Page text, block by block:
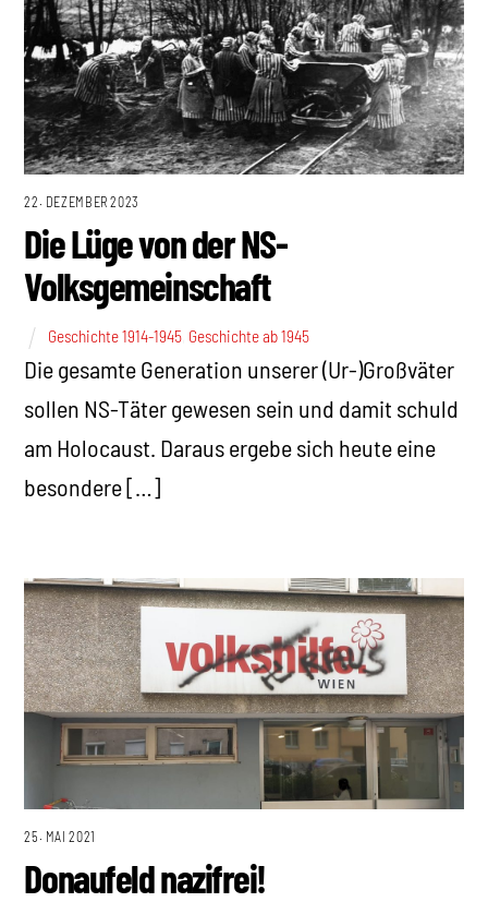
22. DEZEMBER 2023
Die Lüge von der NS-
Volksgemeinschaft
Geschichte 1914-1945 Geschichte ab 1945
Die gesamte Generation unserer (Ur-)Großväter
sollen NS-Täter gewesen sein und damit schuld
am Holocaust. Daraus ergebe sich heute eine
besondere […]
25. MAI 2021
Donaufeld nazifrei!